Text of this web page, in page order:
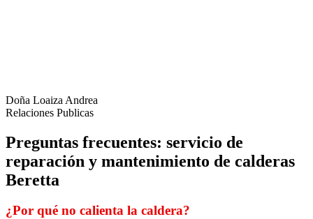
Doña Loaiza Andrea
Relaciones Publicas
Preguntas frecuentes: servicio de
reparación y mantenimiento de calderas
Beretta
¿Por qué no calienta la caldera?